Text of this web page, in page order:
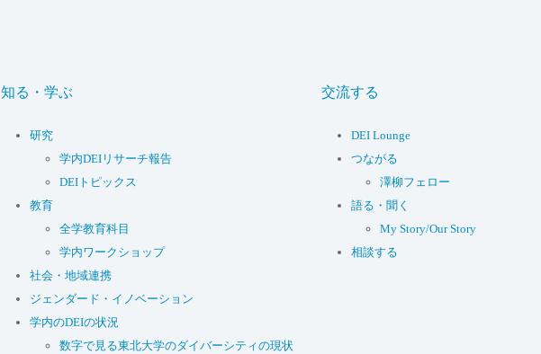
知る・学ぶ
研究
学内DEIリサーチ報告
DEIトピックス
教育
全学教育科目
学内ワークショップ
社会・地域連携
ジェンダード・イノベーション
学内のDEIの状況
数字で見る東北大学のダイバーシティの現状
交流する
DEI Lounge
つながる
澤柳フェロー
語る・聞く
My Story/Our Story
相談する